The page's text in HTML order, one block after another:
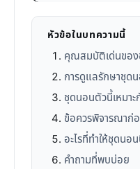
หัวข้อในบทความนี้
คุณสมบัติเด่นขอ
การดูแลรักษาชุดน
ชุดนอนตัวนี้เหมา
ข้อควรพิจารณาก่
อะไรที่ทำให้ชุดนอ
คำถามที่พบบ่อย